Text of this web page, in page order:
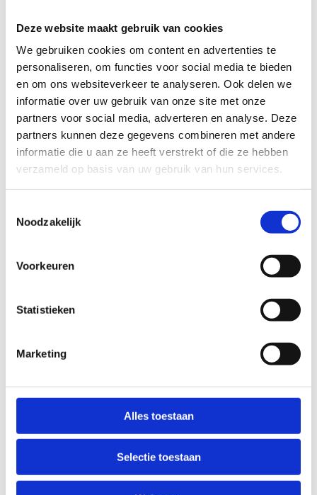
Deze website maakt gebruik van cookies
We gebruiken cookies om content en advertenties te
personaliseren, om functies voor social media te bieden
en om ons websiteverkeer te analyseren. Ook delen we
informatie over uw gebruik van onze site met onze
partners voor social media, adverteren en analyse. Deze
partners kunnen deze gegevens combineren met andere
informatie die u aan ze heeft verstrekt of die ze hebben
verzameld op basis van uw gebruik van hun services.
Noodzakelijk
Voorkeuren
Statistieken
Marketing
Alles toestaan
Selectie toestaan
Data 2026